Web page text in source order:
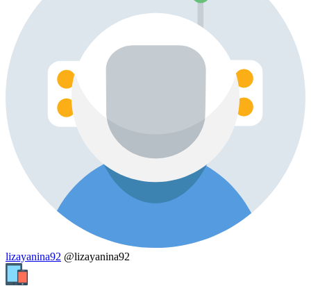
lizayanina92 @lizayanina92